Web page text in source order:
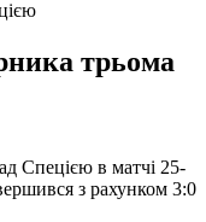
трьома
Спецією в матчі 25-
з рахунком 3:0